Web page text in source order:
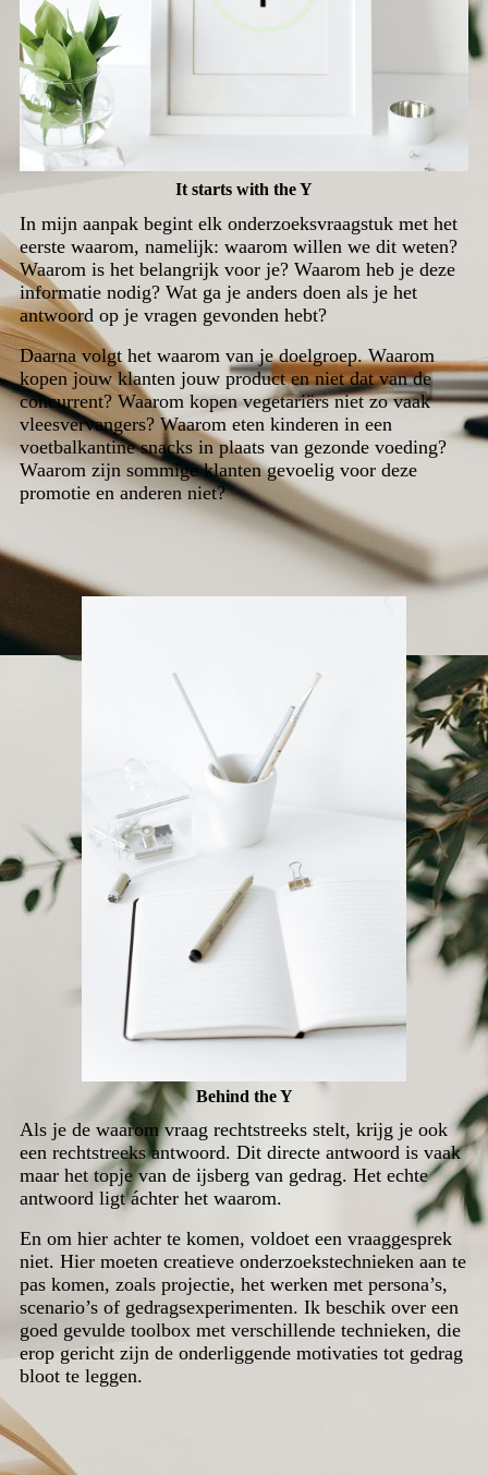
It starts with the Y
In mijn aanpak begint elk onderzoeksvraagstuk met het
eerste waarom, namelijk: waarom willen we dit weten?
Waarom is het belangrijk voor je? Waarom heb je deze
informatie nodig? Wat ga je anders doen als je het
antwoord op je vragen gevonden hebt?
Daarna volgt het waarom van je doelgroep. Waarom
kopen jouw klanten jouw product en niet dat van de
concurrent? Waarom kopen vegetariërs niet zo vaak
vleesvervangers? Waarom eten kinderen in een
voetbalkantine snacks in plaats van gezonde voeding?
Waarom zijn sommige klanten gevoelig voor deze
promotie en anderen niet?
Behind the Y
Als je de waarom vraag rechtstreeks stelt, krijg je ook
een rechtstreeks antwoord. Dit directe antwoord is vaak
maar het topje van de ijsberg van gedrag. Het echte
antwoord ligt áchter het waarom.
En om hier achter te komen, voldoet een vraaggesprek
niet. Hier moeten creatieve onderzoekstechnieken aan te
pas komen, zoals projectie, het werken met persona’s,
scenario’s of gedragsexperimenten. Ik beschik over een
goed gevulde toolboxmet verschillende technieken, die
erop gericht zijn de onderliggende motivaties tot gedrag
bloot te leggen.